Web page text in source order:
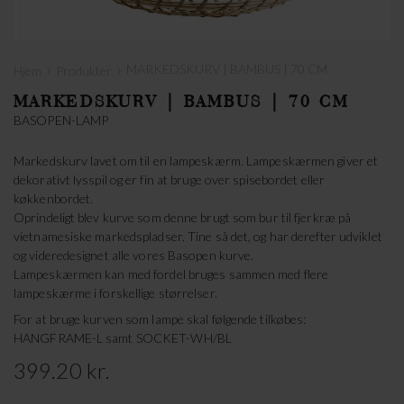
MARKEDSKURV | BAMBUS | 70 CM
BASOPEN-LAMP
Markedskurv lavet om til en lampeskærm. Lampeskærmen giver et
dekorativt lysspil og er fin at bruge over spisebordet eller
køkkenbordet.
Oprindeligt blev kurve som denne brugt som bur til fjerkræ på
vietnamesiske markedspladser. Tine så det, og har derefter udviklet
og videredesignet alle vores Basopen kurve.
Lampeskærmen kan med fordel bruges sammen med flere
lampeskærme i forskellige størrelser.
For at bruge kurven som lampe skal følgende tilkøbes:
HANGFRAME-L samt SOCKET-WH/BL
399.20 kr.